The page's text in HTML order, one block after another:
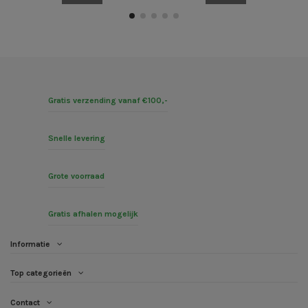
Gratis verzending vanaf €100,-
Snelle levering
Grote voorraad
Gratis afhalen mogelijk
Informatie
Top categorieën
Contact